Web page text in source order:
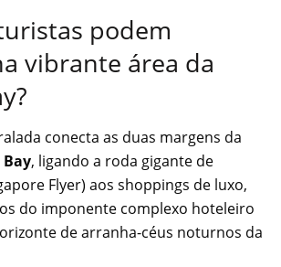
podem
vibrante área da
conecta as duas margens da
, ligando a roda gigante de
Flyer) aos shoppings de luxo,
do imponente complexo hoteleiro
de arranha-céus noturnos da